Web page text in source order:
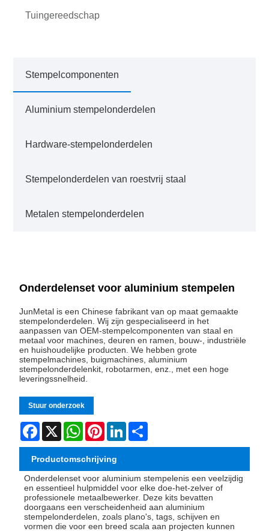
Tuingereedschap
Stempelcomponenten
Aluminium stempelonderdelen
Hardware-stempelonderdelen
Stempelonderdelen van roestvrij staal
Metalen stempelonderdelen
Onderdelenset voor aluminium stempelen
JunMetal is een Chinese fabrikant van op maat gemaakte
stempelonderdelen. Wij zijn gespecialiseerd in het
aanpassen van OEM-stempelcomponenten van staal en
metaal voor machines, deuren en ramen, bouw-, industriële
en huishoudelijke producten. We hebben grote
stempelmachines, buigmachines, aluminium
stempelonderdelenkit, robotarmen, enz., met een hoge
leveringssnelheid.
Stuur onderzoek
Facebook
X WhatsAppPinterestLinkedIn
Productomschrijving
Onderdelenset voor aluminium stempelenis een veelzijdig
en essentieel hulpmiddel voor elke doe-het-zelver of
professionele metaalbewerker. Deze kits bevatten
doorgaans een verscheidenheid aan aluminium
stempelonderdelen, zoals plano's, tags, schijven en
vormen die voor een breed scala aan projecten kunnen